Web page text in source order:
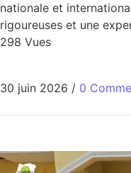
nationale et
rigoureuses et une
298 Vues
30 juin 2026 / 0